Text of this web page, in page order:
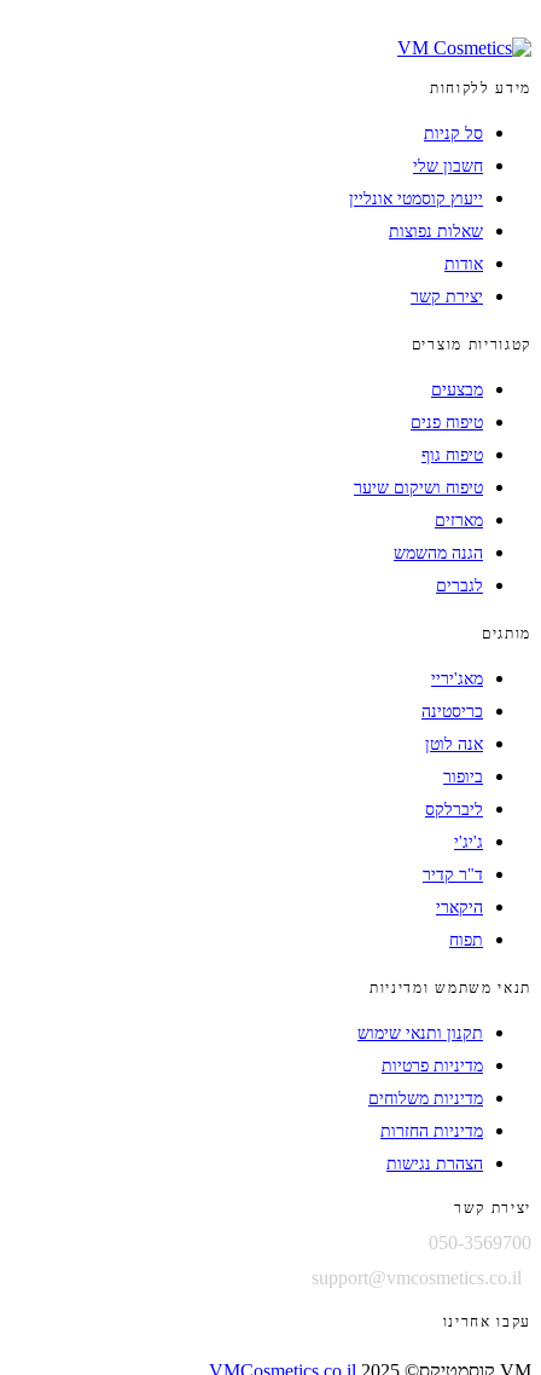
מידע ללקוחות
סל קניות
חשבון שלי
ייעוץ קוסמטי אונליין
שאלות נפוצות
אודות
יצירת קשר
קטגוריות מוצרים
מבצעים
טיפוח פנים
טיפוח גוף
טיפוח ושיקום שיער
מארזים
הגנה מהשמש
לגברים
מותגים
מאג'יריי
כריסטינה
אנה לוטן
ביופור
ליברלקס
ג'יג'י
ד"ר קדיר
היקארי
תפוח
תנאי משתמש ומדיניות
תקנון ותנאי שימוש
מדיניות פרטיות
מדיניות משלוחים
מדיניות החזרות
הצהרת נגישות
יצירת קשר
050-3569700
support@vmcosmetics.co.il
עקבו אחרינו